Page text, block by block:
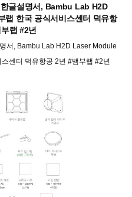
글설명서, Bambu Lab H2D
한국 공식서비스센터 덕유항
랩 #2년
서, Bambu Lab H2D Laser Module
센터 덕유항공 2년 #뱀부랩 #2년